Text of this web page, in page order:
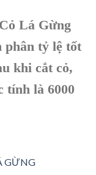
Lá Gừng
phân tỷ lệ tốt
khi cắt cỏ,
tính là 6000
GỪNG